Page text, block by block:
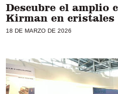
Descubre el amplio
Kirman en
18 DE MARZO DE 2026